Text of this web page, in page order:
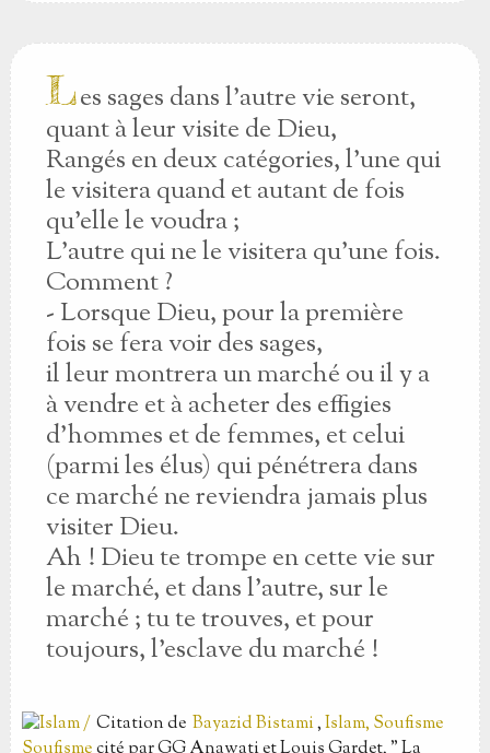
Les sages dans l'autre vie seront,
quant à leur visite de Dieu,
Rangés en deux catégories, l'une qui
le visitera quand et autant de fois
qu'elle le voudra ;
L'autre qui ne le visitera qu'une fois.
Comment ?
- Lorsque Dieu, pour la première
fois se fera voir des sages,
il leur montrera un marché ou il y a
à vendre et à acheter des effigies
d'hommes et de femmes, et celui
(parmi les élus) qui pénétrera dans
ce marché ne reviendra jamais plus
visiter Dieu.
Ah ! Dieu te trompe en cette vie sur
le marché, et dans l'autre, sur le
marché ; tu te trouves, et pour
toujours, l'esclave du marché !
Citationde Bayazid Bistami,Islam, Soufisme